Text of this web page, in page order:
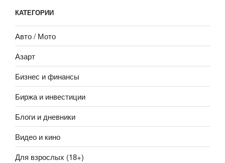
КАТЕГОРИИ
Авто / Мото
Азарт
Бизнес и финансы
Биржа и инвестиции
Блоги и дневники
Видео и кино
Для взрослых (18+)